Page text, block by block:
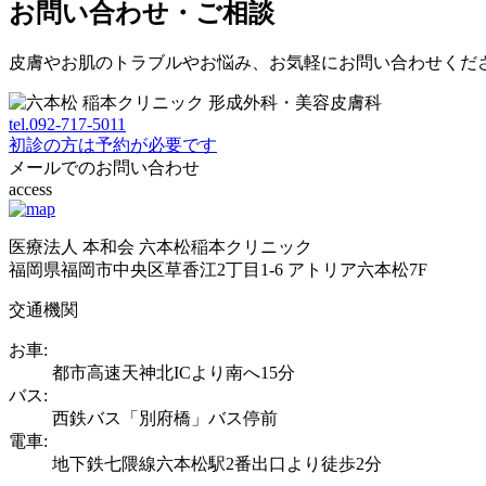
お問い合わせ・ご相談
皮膚やお肌のトラブルやお悩み、お気軽にお問い合わせくだ
tel.092-717-5011
初診の方は予約が必要です
メールでのお問い合わせ
access
医療法人 本和会 六本松稲本クリニック
福岡県福岡市中央区草香江2丁目1-6 アトリア六本松7F
交通機関
お車:
都市高速天神北ICより南へ15分
バス:
西鉄バス「別府橋」バス停前
電車:
地下鉄七隈線六本松駅2番出口より徒歩2分